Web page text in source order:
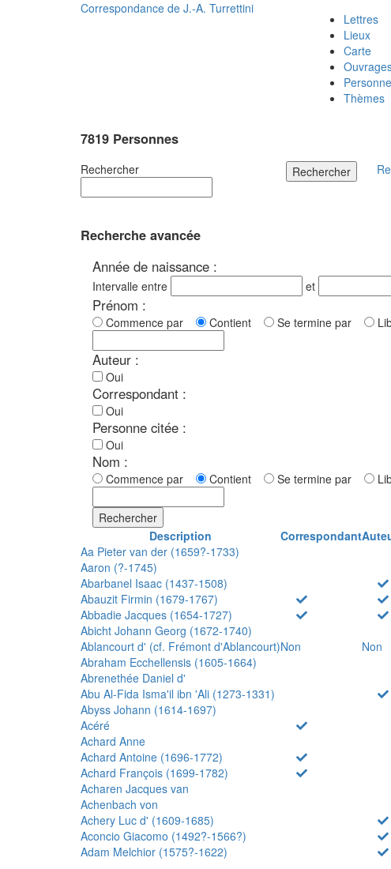
Correspondance de J.-A. Turrettini
Lettres
Lieux
Carte
Thèmes
7819 Personnes
Rechercher Rechercher
Recherche avancée
Année de naissance :
Intervalle entre et
Prénom :
Commence par Contient Se termine par
Auteur :
Oui
Correspondant :
Oui
Personne citée :
Oui
Nom :
Commence par Contient Se termine par
Rechercher
Description
Correspondant
Aa Pieter van der (1659?-1733)
Aaron (?-1745)
Abarbanel Isaac (1437-1508)
Abauzit Firmin (1679-1767)
Abbadie Jacques (1654-1727)
Abicht Johann Georg (1672-1740)
Ablancourt d' (cf. Frémont d'Ablancourt)Non Non
Abraham Ecchellensis (1605-1664)
Abrenethée Daniel d'
Abu Al-Fida Isma'il ibn 'Ali (1273-1331)
Abyss Johann (1614-1697)
Acéré
Achard Anne
Achard Antoine (1696-1772)
Achard François (1699-1782)
Acharen Jacques van
Achenbach von
Achery Luc d' (1609-1685)
Aconcio Giacomo (1492?-1566?)
Adam Melchior (1575?-1622)